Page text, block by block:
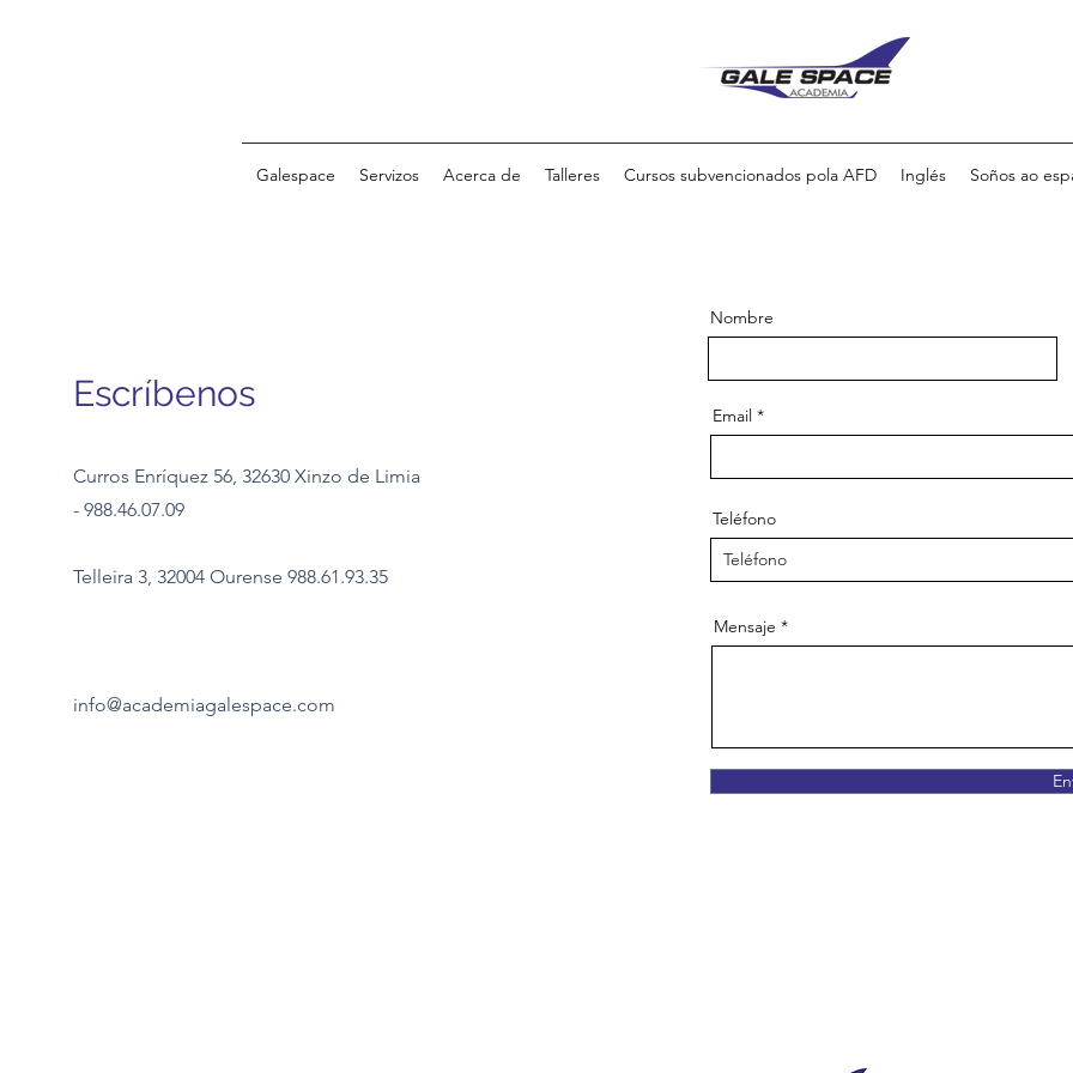
Galespace Servizos Acerca de Talleres Cursos subvencionados pola AFD Inglés Soños ao
Escríbenos
Curros Enríquez 56, 32630 Xinzo de Limia
- 988.46.07.09
Telleira 3, 32004 Ourense 988.61.93.35
info@academiagalespace.com
Nombre
Email
Teléfono
Mensaje